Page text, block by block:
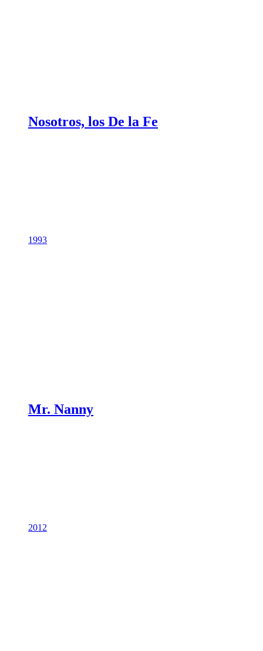
Nosotros, los De la Fe
1993
Mr. Nanny
2012